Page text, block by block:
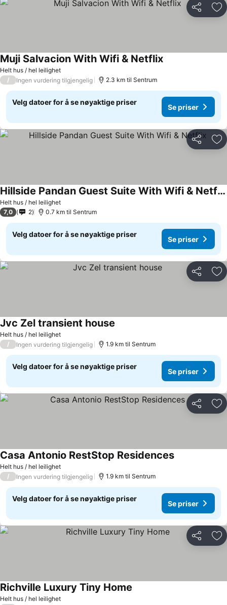
Del
Helt hus / hel leilighet
Muji Salvacion With Wifi & Netflix
/ Ingen vurdering tilgjengelig 2.3 km til Sentrum
Velg datoer for å se nøyaktige priser
Se priser
Del
Helt hus / hel leilighet
Hillside Pandan Guest Suite With Wifi & Netflix
7,0 2 0.7 km til Sentrum
Velg datoer for å se nøyaktige priser
Se priser
Del
Helt hus / hel leilighet
Jvc Zel transient house
/ Ingen vurdering tilgjengelig 1.9 km til Sentrum
Velg datoer for å se nøyaktige priser
Se priser
Del
Helt hus / hel leilighet
Casa Antonio RestStop Residences
/ Ingen vurdering tilgjengelig 1.9 km til Sentrum
Velg datoer for å se nøyaktige priser
Se priser
Del
Helt hus / hel leilighet
Richville Luxury Tiny Home